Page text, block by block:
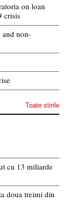
on loan
crisis
and non-
Toate stirile
cu 13 miliarde
doua treimi din